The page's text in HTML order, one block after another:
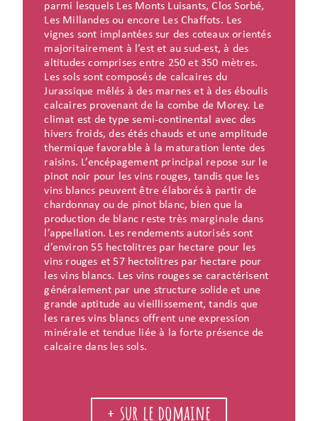
parmi lesquels Les Monts Luisants, Clos Sorbé,
Les Millandes ou encore Les Chaffots. Les
vignes sont implantées sur des coteaux orientés
majoritairement à l’est et au sud-est, à des
altitudes comprises entre 250 et 350 mètres.
Les sols sont composés de calcaires du
Jurassique mêlés à des marnes et à des éboulis
calcaires provenant de la combe de Morey. Le
climat est de type semi-continental avec des
hivers froids, des étés chauds et une amplitude
thermique favorable à la maturation lente des
raisins. L’encépagement principal repose sur le
pinot noir pour les vins rouges, tandis que les
vins blancs peuvent être élaborés à partir de
chardonnay ou de pinot blanc, bien que la
production de blanc reste très marginale dans
l’appellation. Les rendements autorisés sont
d’environ 55 hectolitres par hectare pour les
vins rouges et 57 hectolitres par hectare pour
les vins blancs. Les vins rouges se caractérisent
généralement par une structure solide et une
grande aptitude au vieillissement, tandis que
les rares vins blancs offrent une expression
minérale et tendue liée à la forte présence de
calcaire dans les sols.
+ sur le domaine